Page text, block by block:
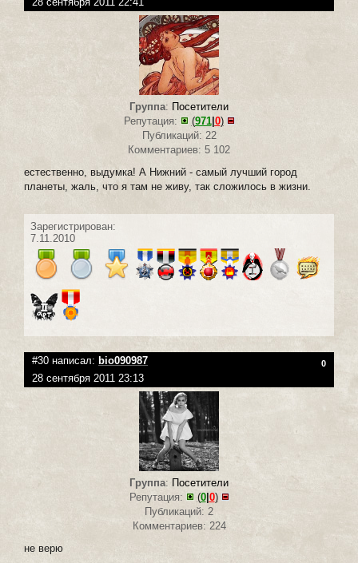
Группа: Посетители
Репутация:
(971|0)
Публикаций: 22
Комментариев: 5 102
естественно, выдумка! А Нижний - самый лучший город
планеты, жаль, что я там не живу, так сложилось в жизни.
Зарегистрирован:
7.11.2010
#30 написал: bio090987 0
28 сентября 2011 23:13
Группа: Посетители
Репутация:
(0|0)
Публикаций: 2
Комментариев: 224
не верю